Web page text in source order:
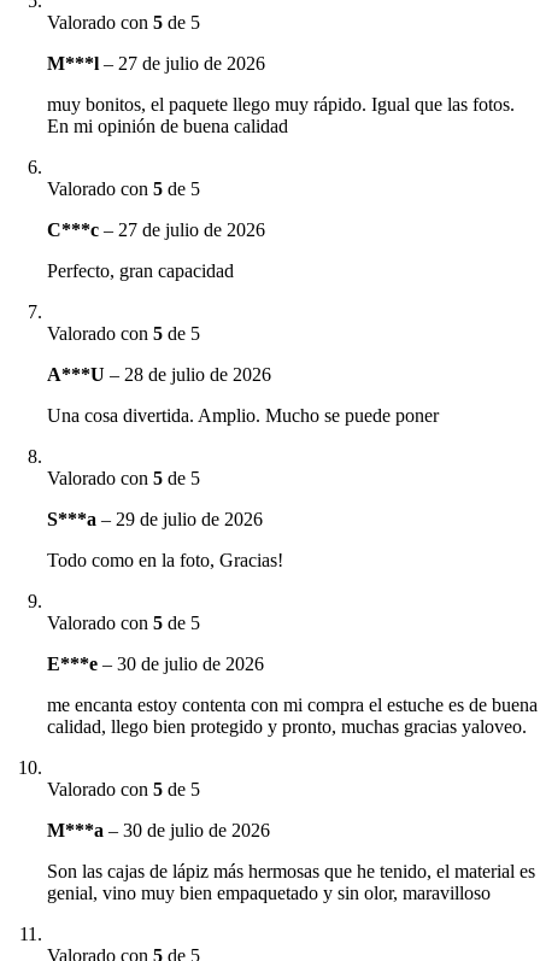
Valorado con5 de 5
M***l– 27 de julio de 2026
muy bonitos, el paquete llego muy rápido. Igual que las fotos.
En mi opinión de buena calidad
Valorado con5 de 5
C***c– 27 de julio de 2026
Perfecto, gran capacidad
Valorado con5 de 5
A***U– 28 de julio de 2026
Una cosa divertida. Amplio. Mucho se puede poner
Valorado con5 de 5
S***a– 29 de julio de 2026
Todo como en la foto, Gracias!
Valorado con5 de 5
E***e– 30 de julio de 2026
me encanta estoy contenta con mi compra el estuche es de buena
calidad, llego bien protegido y pronto, muchas gracias yaloveo.
Valorado con5 de 5
M***a– 30 de julio de 2026
Son las cajas de lápiz más hermosas que he tenido, el material es
genial, vino muy bien empaquetado y sin olor, maravilloso
Valorado con5 de 5